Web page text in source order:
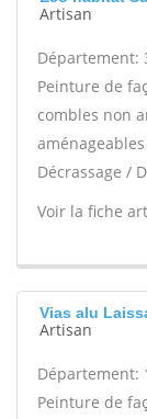
Artisan
Département:
Peinture de
combles non
Décrassage /
Voir la fiche
Vias alu
Artisan
Département:
Peinture de